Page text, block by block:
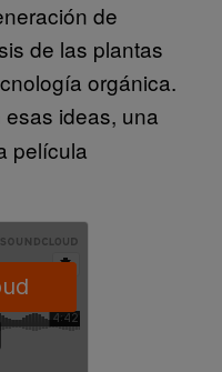
de
de las plantas
orgánica.
ideas, una
película